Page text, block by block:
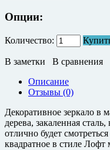
Опции:
Количество:
В заметки
В сравнения
Описание
Отзывы (0)
Декоративное зеркало в
дерева, закаленная
отлично будет
квадратное в стиле